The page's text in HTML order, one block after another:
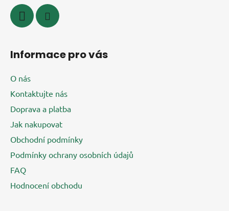
Informace pro vás
O nás
Kontaktujte nás
Doprava a platba
Jak nakupovat
Obchodní podmínky
Podmínky ochrany osobních údajů
FAQ
Hodnocení obchodu